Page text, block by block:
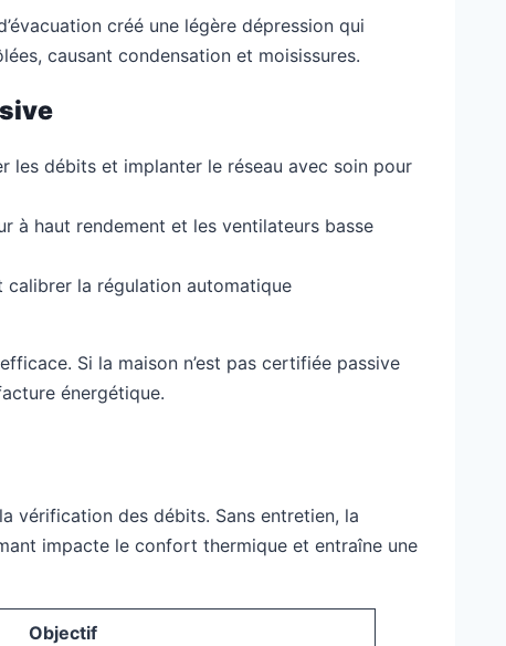
créé une légère dépression qui
causant condensation et moisissures.
les débits et implanter le réseau avec soin pour
à haut rendement et les ventilateurs basse
calibrer la régulation automatique
Si la maison n’est pas certifiée passive
énergétique.
vérification des débits. Sans entretien, la
impacte le confort thermique et entraîne une
Objectif